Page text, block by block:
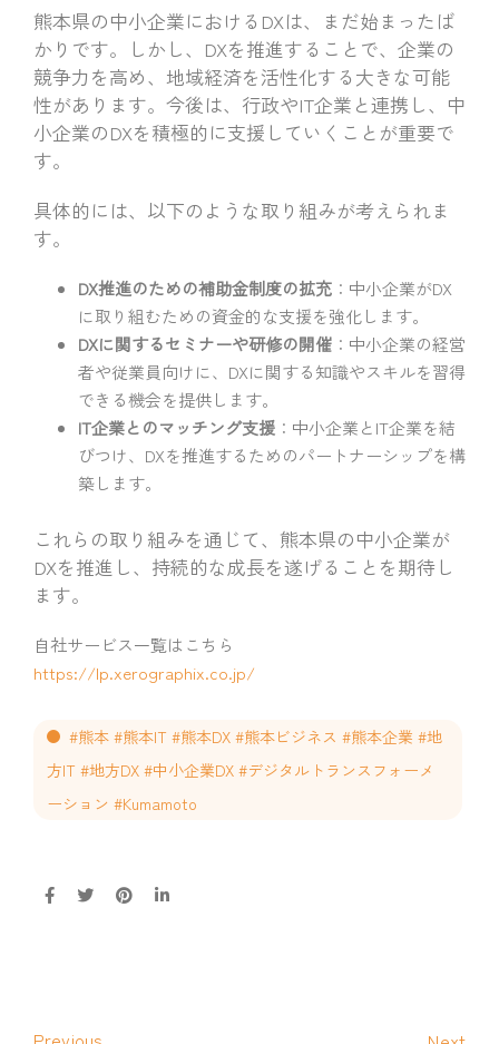
熊本県の中小企業におけるDXは、まだ始まったば
かりです。しかし、DXを推進することで、企業の
競争力を高め、地域経済を活性化する大きな可能
性があります。今後は、行政やIT企業と連携し、中
小企業のDXを積極的に支援していくことが重要で
す。
具体的には、以下のような取り組みが考えられま
す。
DX推進のための補助金制度の拡充 ：中小企業がDX
に取り組むための資金的な支援を強化します。
DXに関するセミナーや研修の開催 ：中小企業の経営
者や従業員向けに、DXに関する知識やスキルを習得
できる機会を提供します。
IT企業とのマッチング支援 ：中小企業とIT企業を結
びつけ、DXを推進するためのパートナーシップを構
築します。
これらの取り組みを通じて、熊本県の中小企業が
DXを推進し、持続的な成長を遂げることを期待し
ます。
自社サービス一覧はこちら
https://lp.xerographix.co.jp/
#熊本 #熊本IT #熊本DX #熊本ビジネス #熊本企業 #地
方IT #地方DX #中小企業DX #デジタルトランスフォーメ
ーション #Kumamoto